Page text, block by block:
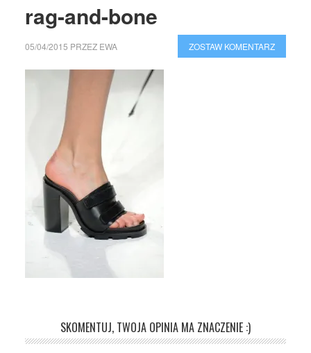
rag-and-bone
05/04/2015 PRZEZ EWA ZOSTAW KOMENTARZ
SKOMENTUJ, TWOJA OPINIA MA ZNACZENIE :)